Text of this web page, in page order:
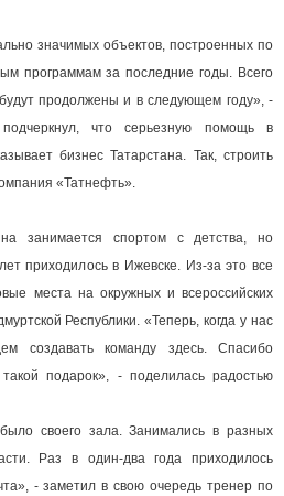
значимых объектов, построенных по
программам за последние годы. Всего
продолжены и в следующем году», -
что серьезную помощь в
бизнес Татарстана. Так, строить
«Татнефть».
занимается спортом с детства, но
приходилось в Ижевске. Из-за это все
места на окружных и всероссийских
Республики. «Теперь, когда у нас
создавать команду здесь. Спасибо
подарок», - поделилась радостью
своего зала. Занимались в разных
Раз в один-два года приходилось
- заметил в свою очередь тренер по